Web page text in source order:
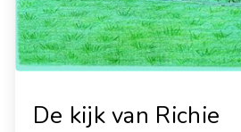
De kijk van Richie